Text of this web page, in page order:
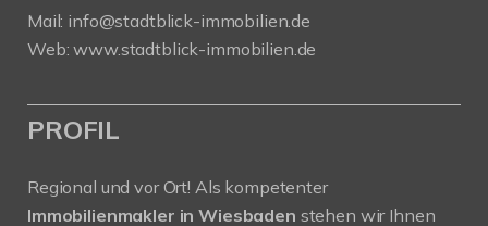
Mail: info@stadtblick-immobilien.de
Web:www.stadtblick-immobilien.de
PROFIL
Regional und vor Ort! Als kompetenter
Immobilienmakler in Wiesbaden stehen wir Ihnen